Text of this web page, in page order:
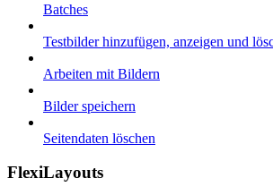
Batches
Testbilder hinzufügen, anzeigen und
Arbeiten mit Bildern
Bilder speichern
Seitendaten löschen
FlexiLayouts